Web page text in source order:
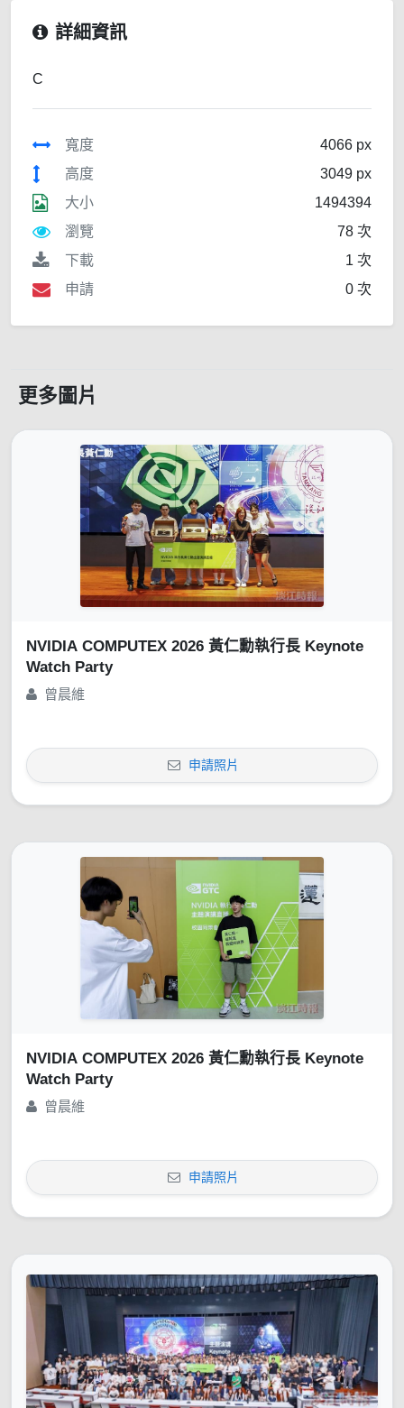
詳細資訊
C
寬度
4066 px
高度
3049 px
大小
1494394
瀏覽
78 次
下載
1 次
申請
0 次
更多圖片
NVIDIA COMPUTEX 2026 黃仁勳執行長 Keynote
Watch Party
曾晨維
申請照片
NVIDIA COMPUTEX 2026 黃仁勳執行長 Keynote
Watch Party
曾晨維
申請照片